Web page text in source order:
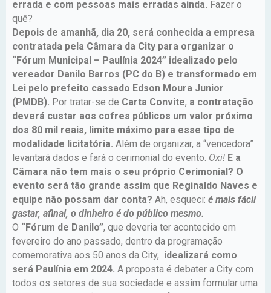
errada e com pessoas mais erradas ainda. Fazer o
quê?
Depois de amanhã, dia 20, será conhecida a empresa
contratada pela Câmara da City para organizar o
“Fórum Municipal – Paulínia 2024” idealizado pelo
vereador Danilo Barros (PC do B) e transformado em
Lei pelo prefeito cassado Edson Moura Junior
(PMDB). Por tratar-se de Carta Convite, a contratação
deverá custar aos cofres públicos um valor próximo
dos 80 mil reais, limite máximo para esse tipo de
modalidade licitatória. Além de organizar, a “vencedora”
levantará dados e fará o cerimonial do evento. Oxi! E a
Câmara não tem mais o seu próprio Cerimonial? O
evento será tão grande assim que Reginaldo Naves e
equipe não possam dar conta? Ah, esqueci: é mais fácil
gastar, afinal, o dinheiro é do público mesmo.
O “Fórum de Danilo”, que deveria ter acontecido em
fevereiro do ano passado, dentro da programação
comemorativa aos 50 anos da City, idealizará como
será Paulínia em 2024. A proposta é debater a City com
todos os setores de sua sociedade e assim formular uma